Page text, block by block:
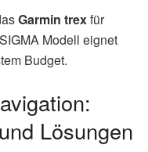
Garmin trexfür
Modell eignet
Budget.
Lösungen